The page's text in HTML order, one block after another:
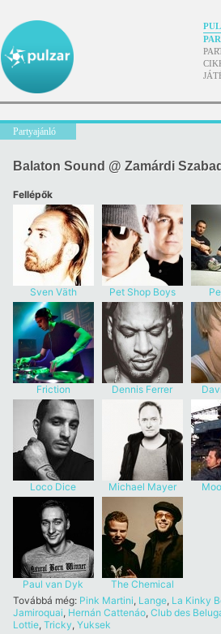
Partyajánló
Balaton Sound @ Zamárdi
Fellépők
Sven Väth Pet Shop Boys
Friction Dennis Ferrer
Loco Dice Michael Mayer
Paul van Dyk
The Chemical
Brothers
Továbbá még: Pink Martini, Lange, La Kinky
Jamiroquai, Hernán Cattenáo, Club des
Lottie, Tricky, Yuksek